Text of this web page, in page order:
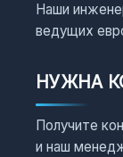
Наши
ведущих
НУЖНА
Получите
и наш